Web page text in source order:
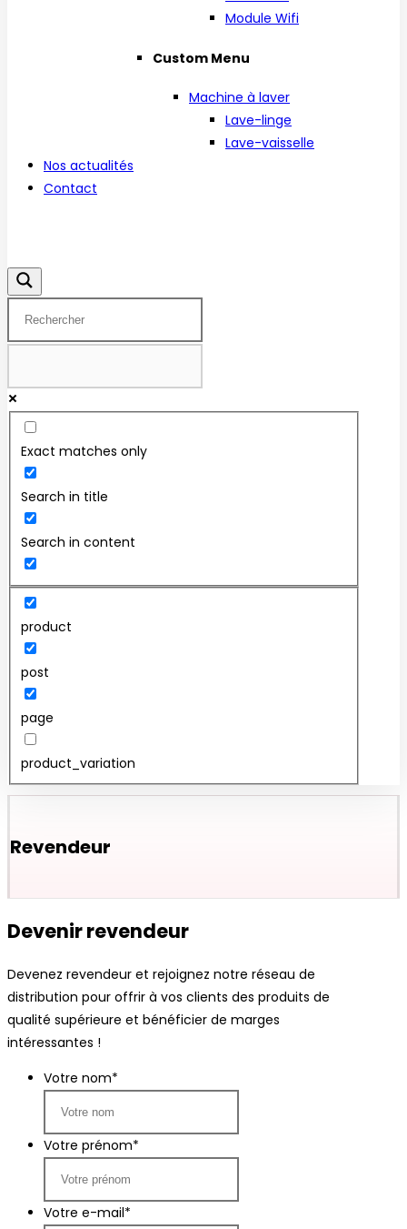
Module Wifi
Custom Menu
Machine à laver
Lave-linge
Lave-vaisselle
Nos actualités
Contact
Exact matches only
Search in title
Search in content
product
post
page
product_variation
Revendeur
Devenir revendeur
Devenez revendeur et rejoignez notre réseau de
distribution pour offrir à vos clients des produits de
qualité supérieure et bénéficier de marges
intéressantes !
Votre nom*
Votre prénom*
Votre e-mail*